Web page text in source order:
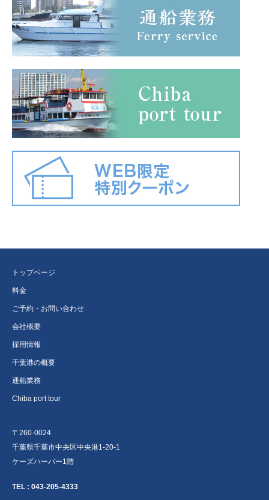
トップページ
料金
ご予約・お問い合わせ
会社概要
採用情報
千葉港の概要
通船業務
Chiba port tour
〒260-0024
千葉県千葉市中央区中央港1-20-1
ケーズハーバー1階
TEL : 043-205-4333